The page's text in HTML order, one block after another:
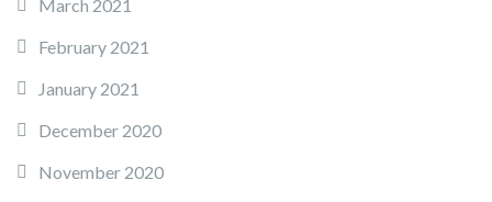
March 2021
February 2021
January 2021
December 2020
November 2020